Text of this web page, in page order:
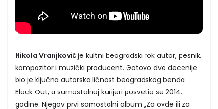
Nikola Vranjkovićje kultni beogradski rok autor, pesnik,
kompozitor i muzički producent. Gotovo dve decenije
bio je ključna autorska ličnost beogradskog benda
Block Out, a samostalnoj karijeri posvetio se 2014.
godine. Njegov prvi samostalni album „Za ovde ili za